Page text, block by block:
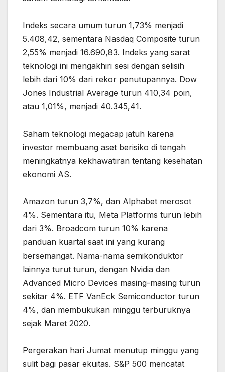
Indeks secara umum turun 1,73% menjadi
5.408,42, sementara Nasdaq Composite turun
2,55% menjadi 16.690,83. Indeks yang sarat
teknologi ini mengakhiri sesi dengan selisih
lebih dari 10% dari rekor penutupannya. Dow
Jones Industrial Average turun 410,34 poin,
atau 1,01%, menjadi 40.345,41.
Saham teknologi megacap jatuh karena
investor membuang aset berisiko di tengah
meningkatnya kekhawatiran tentang kesehatan
ekonomi AS.
Amazon turun 3,7%, dan Alphabet merosot
4%. Sementara itu, Meta Platforms turun lebih
dari 3%. Broadcom turun 10% karena
panduan kuartal saat ini yang kurang
bersemangat. Nama-nama semikonduktor
lainnya turut turun, dengan Nvidia dan
Advanced Micro Devices masing-masing turun
sekitar 4%. ETF VanEck Semiconductor turun
4%, dan membukukan minggu terburuknya
sejak Maret 2020.
Pergerakan hari Jumat menutup minggu yang
sulit bagi pasar ekuitas. S&P 500 mencatat